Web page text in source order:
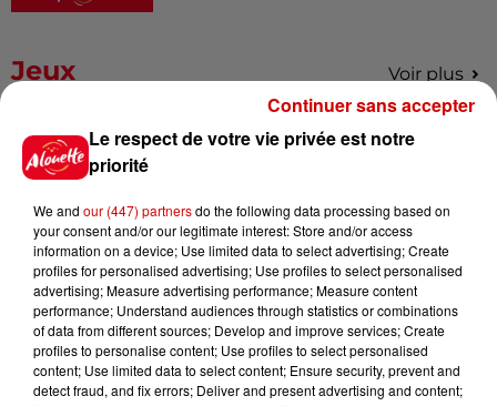
Jeux Voir plus
Gagnez vos places pour le
Festival du Roi Arthur 2026 !
Gagnez vos entrées pour le
Musée du Sport Automobile au
Mans !
Le respect de votre vie privée est notre
priorité
We and our (447) partnersdo the following data processing based on
your consent and/or our legitimate interest: Store and/or access
information on a device; Use limited data to select advertising; Create
profiles for personalised advertising; Use profiles to select personalised
advertising; Measure advertising performance; Measure content
performance; Understand audiences through statistics or combinations
of data from different sources; Develop and improve services; Create
profiles to personalise content; Use profiles to select personalised
content; Use limited data to select content; Ensure security, prevent and
detect fraud, and fix errors; Deliver and present advertising and content;
Continuer sans accepter